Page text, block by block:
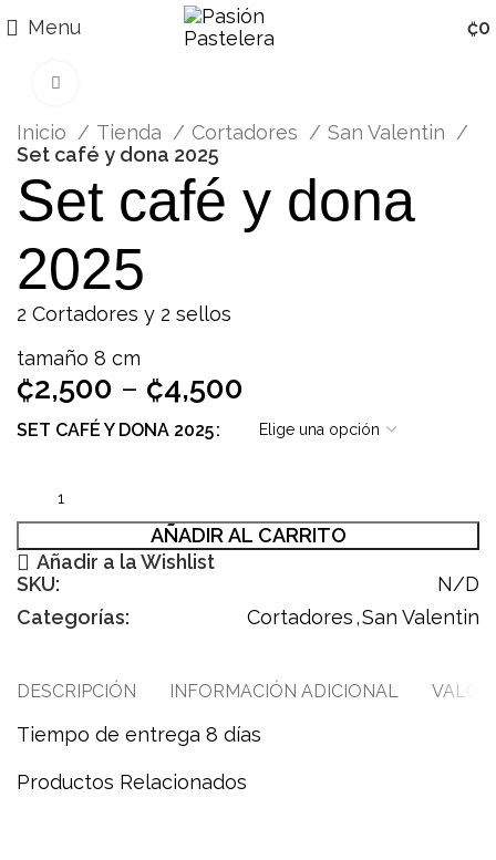
Menu ₡0
Inicio Tienda Cortadores
San Valentin
Set café y dona 2025
Set café y dona
2025
2 Cortadores y 2 sellos
tamaño 8 cm
₡2,500 – ₡4,500
SET CAFÉ Y DONA 2025
AÑADIR AL CARRITO
Añadir a la Wishlist
SKU:
N/D
Categorías:
Cortadores,San Valentin
DESCRIPCIÓN INFORMACIÓN ADICIONAL
Tiempo de entrega 8 días
Productos Relacionados